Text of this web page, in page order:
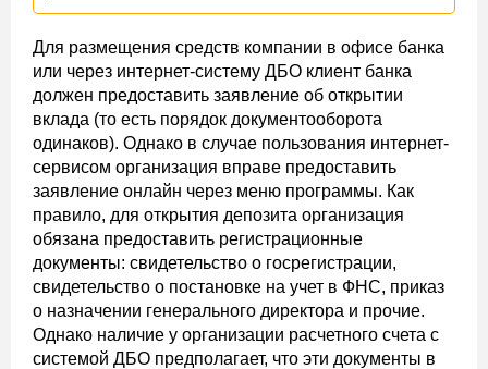
Для размещения средств компании в офисе банка
или через интернет-систему ДБО клиент банка
должен предоставить заявление об открытии
вклада (то есть порядок документооборота
одинаков). Однако в случае пользования интернет-
сервисом организация вправе предоставить
заявление онлайн через меню программы. Как
правило, для открытия депозита организация
обязана предоставить регистрационные
документы: свидетельство о госрегистрации,
свидетельство о постановке на учет в ФНС, приказ
о назначении генерального директора и прочие.
Однако наличие у организации расчетного счета с
системой ДБО предполагает, что эти документы в